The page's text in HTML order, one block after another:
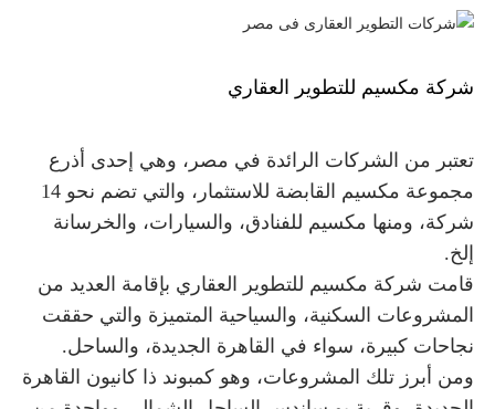
شركة مكسيم للتطوير العقاري
تعتبر من الشركات الرائدة في مصر، وهي إحدى أذرع
مجموعة مكسيم القابضة للاستثمار، والتي تضم نحو 14
شركة، ومنها مكسيم للفنادق، والسيارات، والخرسانة
إلخ.
قامت شركة مكسيم للتطوير العقاري بإقامة العديد من
المشروعات السكنية، والسياحية المتميزة والتي حققت
نجاحات كبيرة، سواء في القاهرة الجديدة، والساحل.
ومن أبرز تلك المشروعات، وهو كمبوند ذا كانيون القاهرة